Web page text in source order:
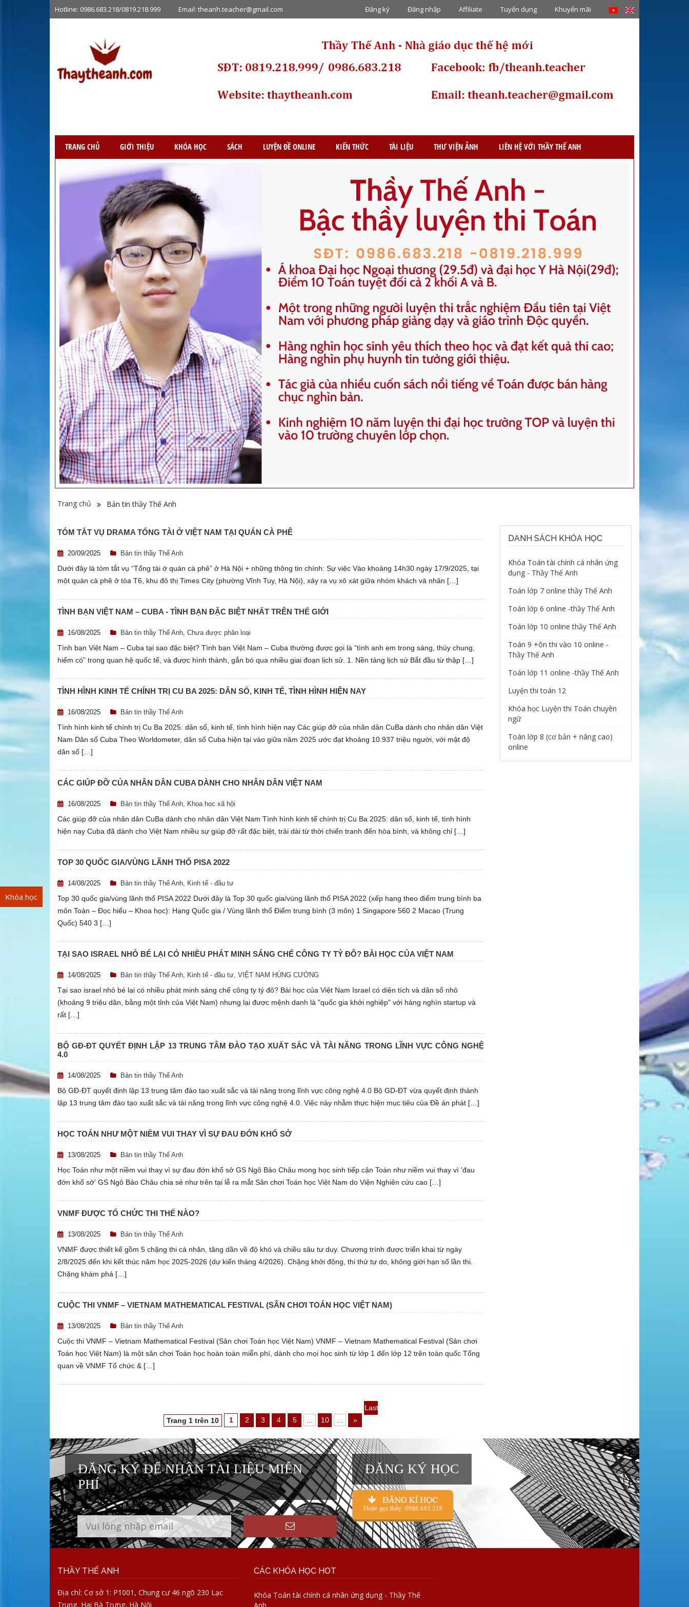
Hotline: 0986.683.218/0819.218.999 Email: theanh.teacher@gmail.com Đăng ký Đăng nhập Affiliate Tuyển dụng Khuyến mãi
TRANG CHỦ GIỚI THIỆU KHÓA HỌC SÁCH LUYỆN ĐỀ ONLINE KIẾN THỨC TÀI LIỆU THƯ VIỆN ẢNH LIÊN HỆ VỚI THẦY THẾ ANH
Trang chủ Bản tin thầy Thế Anh
TÓM TẮT VỤ DRAMA TỔNG TÀI Ở VIỆT NAM TẠI QUÁN CÀ PHÊ
20/09/2025 Bản tin thầy Thế Anh
Dưới đây là tóm tắt vụ “Tổng tài ở quán cà phê” ở Hà Nội + những thông tin chính: Sự việc Vào khoảng 14h30 ngày 17/9/2025, tại
một quán cà phê ở tòa T6, khu đô thị Times City (phường Vĩnh Tuy, Hà Nội), xảy ra vụ xô xát giữa nhóm khách và nhân […]
TÌNH BẠN VIỆT NAM – CUBA - TÌNH BẠN ĐẶC BIỆT NHẤT TRÊN THẾ GIỚI
16/08/2025 Bản tin thầy Thế Anh Chưa được phân loại
Tình bạn Việt Nam – Cuba tại sao đặc biệt? Tình bạn Việt Nam – Cuba thường được gọi là “tình anh em trong sáng, thủy chung,
hiếm có” trong quan hệ quốc tế, và được hình thành, gắn bó qua nhiều giai đoạn lịch sử. 1. Nền tảng lịch sử Bắt đầu từ thập […]
TÌNH HÌNH KINH TẾ CHÍNH TRỊ CU BA 2025: DÂN SỐ, KINH TẾ, TÌNH HÌNH HIỆN NAY
16/08/2025 Bản tin thầy Thế Anh
Tình hình kinh tế chính trị Cu Ba 2025: dân số, kinh tế, tình hình hiện nay Các giúp đỡ của nhân dân CuBa dành cho nhân dân Việt
Nam Dân số Cuba Theo Worldometer, dân số Cuba hiện tại vào giữa năm 2025 ước đạt khoảng 10.937 triệu người, với mật độ
dân số […]
CÁC GIÚP ĐỠ CỦA NHÂN DÂN CUBA DÀNH CHO NHÂN DÂN VIỆT NAM
16/08/2025 Bản tin thầy Thế Anh Khoa học xã hội
Các giúp đỡ của nhân dân CuBa dành cho nhân dân Việt Nam Tình hình kinh tế chính trị Cu Ba 2025: dân số, kinh tế, tình hình
hiện nay Cuba đã dành cho Việt Nam nhiều sự giúp đỡ rất đặc biệt, trải dài từ thời chiến tranh đến hòa bình, và không chỉ […]
TOP 30 QUỐC GIA/VÙNG LÃNH THỔ PISA 2022
14/08/2025 Bản tin thầy Thế Anh Kinh tế - đầu tư
Top 30 quốc gia/vùng lãnh thổ PISA 2022 Dưới đây là Top 30 quốc gia/vùng lãnh thổ PISA 2022 (xếp hạng theo điểm trung bình ba
môn Toán – Đọc hiểu – Khoa học): Hạng Quốc gia / Vùng lãnh thổ Điểm trung bình (3 môn) 1 Singapore 560 2 Macao (Trung
Quốc) 540 3 […]
TẠI SAO ISRAEL NHỎ BÉ LẠI CÓ NHIỀU PHÁT MINH SÁNG CHẾ CÔNG TY TỶ ĐÔ? BÀI HỌC CỦA VIỆT NAM
14/08/2025 Bản tin thầy Thế Anh Kinh tế - đầu tư VIỆT NAM HÙNG CƯỜNG
Tại sao israel nhỏ bé lại có nhiều phát minh sáng chế công ty tỷ đô? Bài học của Việt Nam Israel có diện tích và dân số nhỏ
(khoảng 9 triệu dân, bằng một tỉnh của Việt Nam) nhưng lại được mệnh danh là "quốc gia khởi nghiệp" với hàng nghìn startup và
rất […]
BỘ GĐ-ĐT QUYẾT ĐỊNH LẬP 13 TRUNG TÂM ĐÀO TẠO XUẤT SẮC VÀ TÀI NĂNG TRONG LĨNH VỰC CÔNG NGHỆ
4.0
14/08/2025 Bản tin thầy Thế Anh
Bộ GĐ-ĐT quyết định lập 13 trung tâm đào tạo xuất sắc và tài năng trong lĩnh vực công nghệ 4.0 Bộ GD-ĐT vừa quyết định thành
lập 13 trung tâm đào tạo xuất sắc và tài năng trong lĩnh vực công nghệ 4.0. Việc này nhằm thực hiện mục tiêu của Đề án phát […]
HỌC TOÁN NHƯ MỘT NIỀM VUI THAY VÌ SỰ ĐAU ĐỚN KHỔ SỞ
13/08/2025 Bản tin thầy Thế Anh
Học Toán như một niềm vui thay vì sự đau đớn khổ sở GS Ngô Bảo Châu mong học sinh tiếp cận Toán như niềm vui thay vì 'đau
đớn khổ sở' GS Ngô Bảo Châu chia sẻ như trên tại lễ ra mắt Sân chơi Toán học Việt Nam do Viện Nghiên cứu cao […]
VNMF ĐƯỢC TỔ CHỨC THI THẾ NÀO?
13/08/2025 Bản tin thầy Thế Anh
VNMF được thiết kế gồm 5 chặng thi cá nhân, tăng dần về độ khó và chiều sâu tư duy. Chương trình được triển khai từ ngày
2/8/2025 đến khi kết thúc năm học 2025-2026 (dự kiến tháng 4/2026). Chặng khởi động, thi thử tự do, không giới hạn số lần thi.
Chặng khám phá […]
CUỘC THI VNMF – VIETNAM MATHEMATICAL FESTIVAL (SÂN CHƠI TOÁN HỌC VIỆT NAM)
13/08/2025 Bản tin thầy Thế Anh
Cuộc thi VNMF – Vietnam Mathematical Festival (Sân chơi Toán học Việt Nam) VNMF – Vietnam Mathematical Festival (Sân chơi
Toán học Việt Nam) là một sân chơi Toán học hoàn toàn miễn phí, dành cho mọi học sinh từ lớp 1 đến lớp 12 trên toàn quốc Tổng
quan về VNMF Tổ chức & […]
Trang 1 trên 10 1 2 3 4 5 10 »
Last
DANH SÁCH KHÓA HỌC
Khóa Toán tài chính cá nhân ứng
dụng - Thầy Thế Anh
Toán lớp 7 online thầy Thế Anh
Toán lớp 6 online -thầy Thế Anh
Toán lớp 10 online thầy Thế Anh
Toán 9 +ôn thi vào 10 online -
Thầy Thế Anh
Toán lớp 11 online -thầy Thế Anh
Luyện thi toán 12
Khóa học Luyện thi Toán chuyên
ngữ
Toán lớp 8 (cơ bản + nâng cao)
online
ĐĂNG KÝ ĐỂ NHẬN TÀI LIỆU MIỄN
PHÍ
ĐĂNG KÝ HỌC
THẦY THẾ ANH
Địa chỉ: Cơ sở 1: P1001, Chung cư 46 ngõ 230 Lạc
Trung, Hai Bà Trưng, Hà Nội
CÁC KHÓA HỌC HOT
Khóa Toán tài chính cá nhân ứng dụng - Thầy Thế
Anh
Khóa học
Tài liệu mất phí
Tài liệu miễn phí